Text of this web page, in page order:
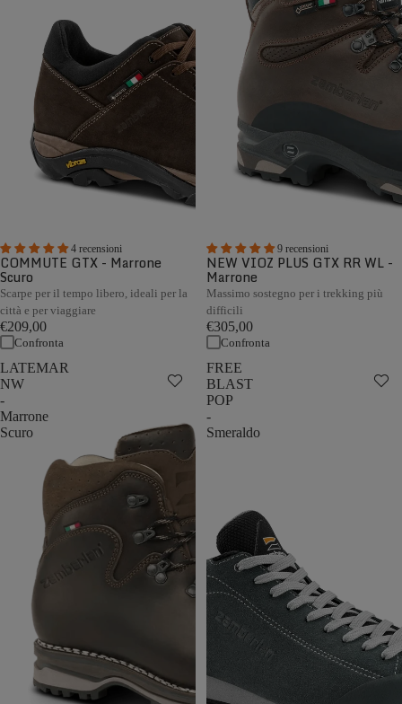
4 recensioni
COMMUTE GTX - Marrone
Scuro
Scarpe per il tempo libero, ideali per la
città e per viaggiare
€209,00
Confronta
9 recensioni
NEW VIOZ PLUS GTX RR WL -
Marrone
Massimo sostegno per i trekking più
difficili
€305,00
Confronta
LATEMAR
NW
-
Marrone
Scuro
FREE
BLAST
POP
-
Smeraldo